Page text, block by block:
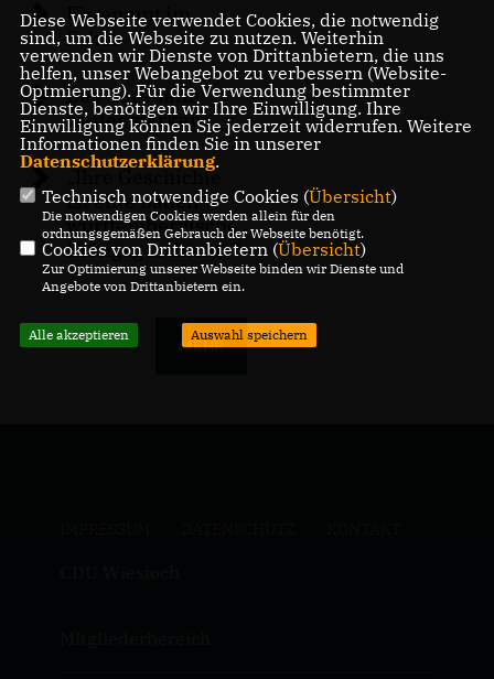
Ehrenamt im
Fokus
Das Ehrenamt
weiter stärken
Ihre Geschichte
ist eine baden-
württembergische
Erfolgsgeschichte“
MEHR
Diese Webseite verwendet Cookies, die notwendig
sind, um die Webseite zu nutzen. Weiterhin
verwenden wir Dienste von Drittanbietern, die uns
helfen, unser Webangebot zu verbessern (Website-
Optmierung). Für die Verwendung bestimmter
Dienste, benötigen wir Ihre Einwilligung. Ihre
Einwilligung können Sie jederzeit widerrufen. Weitere
Informationen finden Sie in unserer
Datenschutzerklärung.
Technisch notwendige Cookies (Übersicht)
Die notwendigen Cookies werden allein für den
ordnungsgemäßen Gebrauch der Webseite benötigt.
Cookies von Drittanbietern (Übersicht)
Zur Optimierung unserer Webseite binden wir Dienste und
Angebote von Drittanbietern ein.
Alle akzeptieren Auswahl speichern